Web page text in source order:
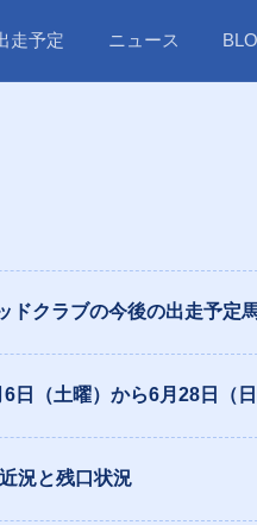
走予定 ニュース
ドクラブの今後の出走予定
日（土曜）から6月28日（
況と残口状況